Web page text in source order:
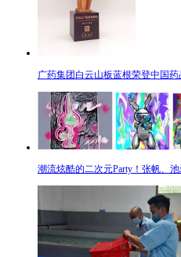
广药集团白云山板蓝根荣登中国
潮流炫酷的二次元Party！张帆、